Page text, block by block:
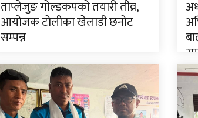
ताप्लेजुङ गोल्डकपको तयारी तीव्र,
आयोजक टोलीका खेलाडी छनोट
सम्पन्न